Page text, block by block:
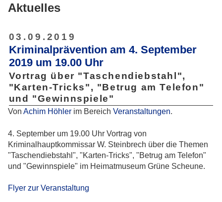
Aktuelles
03.09.2019
Kriminalprävention am 4. September
2019 um 19.00 Uhr
Vortrag über "Taschendiebstahl",
"Karten-Tricks", "Betrug am Telefon"
und "Gewinnspiele"
Von Achim Höhler im Bereich Veranstaltungen.
4. September um 19.00 Uhr Vortrag von
Kriminalhauptkommissar W. Steinbrech über die Themen
"Taschendiebstahl", "Karten-Tricks", "Betrug am Telefon"
und "Gewinnspiele" im Heimatmuseum Grüne Scheune.
Flyer zur Veranstaltung